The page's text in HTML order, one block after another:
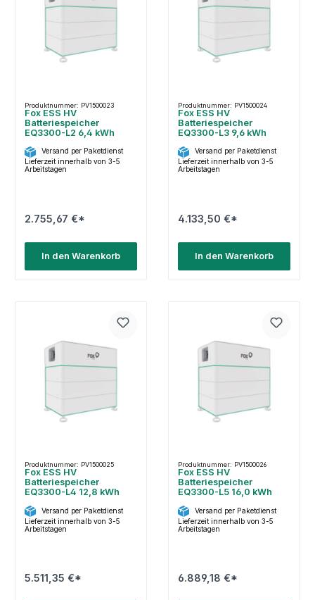
Produktnummer: PV1500023
Fox ESS HV
Batteriespeicher
EQ3300-L2 6,4 kWh
Versand per Paketdienst
Lieferzeit innerhalb von 3-5
Arbeitstagen
2.755,67 €*
In den Warenkorb
Produktnummer: PV1500024
Fox ESS HV
Batteriespeicher
EQ3300-L3 9,6 kWh
Versand per Paketdienst
Lieferzeit innerhalb von 3-5
Arbeitstagen
4.133,50 €*
In den Warenkorb
Produktnummer: PV1500025
Fox ESS HV
Batteriespeicher
EQ3300-L4 12,8 kWh
Versand per Paketdienst
Lieferzeit innerhalb von 3-5
Arbeitstagen
5.511,35 €*
Produktnummer: PV1500026
Fox ESS HV
Batteriespeicher
EQ3300-L5 16,0 kWh
Versand per Paketdienst
Lieferzeit innerhalb von 3-5
Arbeitstagen
6.889,18 €*